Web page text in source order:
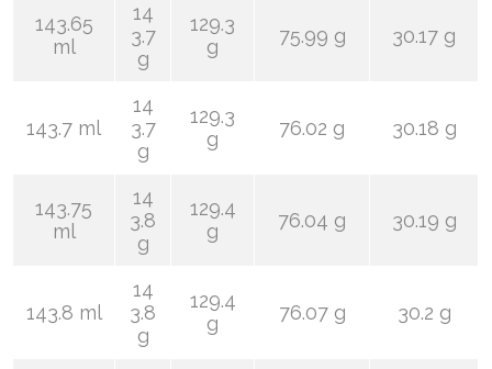
143.65
ml
14
3.7
g
129.3
g
75.99 g 30.17 g
143.7 ml
14
3.7
g
129.3
g
76.02 g 30.18 g
143.75
ml
14
3.8
g
129.4
g
76.04 g 30.19 g
143.8 ml
14
3.8
g
129.4
g
76.07 g 30.2 g